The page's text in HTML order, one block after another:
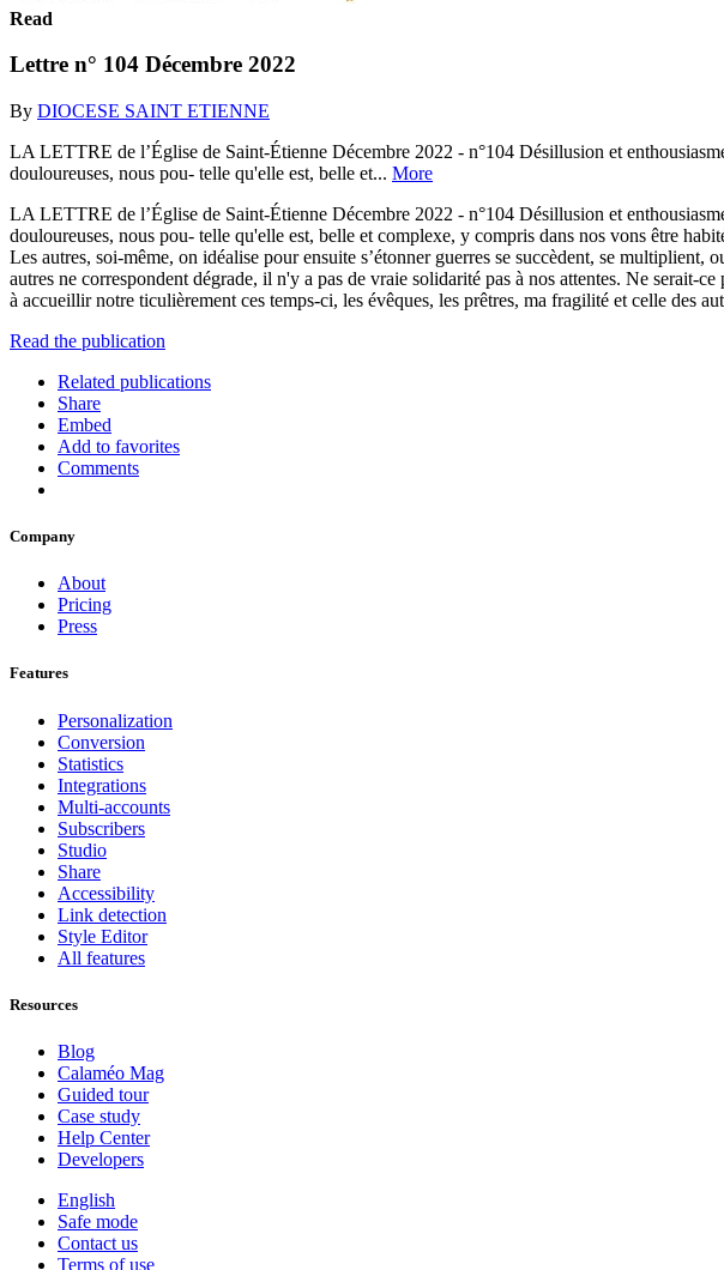
Read
Lettre n° 104 Décembre 2022
By DIOCESE SAINT ETIENNE
LA LETTRE de l’Église de Saint-Étienne Décembre 2022 - n°104 Désillusion et
douloureuses, nous pou- telle qu'elle est, belle et... More
LA LETTRE de l’Église de Saint-Étienne Décembre 2022 - n°104 Désillusion et
douloureuses, nous pou- telle qu'elle est, belle et complexe, y compris dans nos vons être
Les autres, soi-même, on idéalise pour ensuite s’étonner guerres se succèdent, se
autres ne correspondent dégrade, il n'y a pas de vraie solidarité pas à nos attentes. Ne
à accueillir notre ticulièrement ces temps-ci, les évêques, les prêtres, ma fragilité et celle des
Read the publication
Related publications
Share
Embed
Add to favorites
Comments
Company
About
Pricing
Press
Features
Personalization
Conversion
Statistics
Integrations
Multi-accounts
Subscribers
Studio
Share
Accessibility
Link detection
Style Editor
All features
Resources
Blog
Calaméo Mag
Guided tour
Case study
Help Center
Developers
English
Safe mode
Contact us
Terms of use